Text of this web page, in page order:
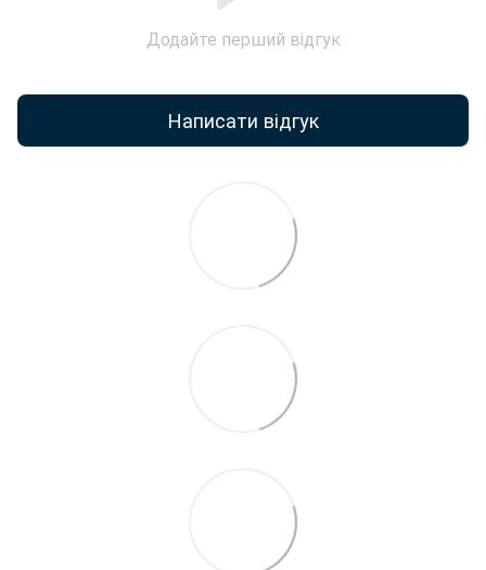
Додайте перший відгук
Написати відгук